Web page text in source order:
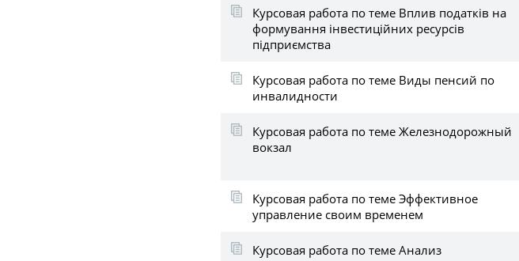
Курсовая работа по теме Вплив податків на
формування інвестиційних ресурсів
підприємства
Курсовая работа по теме Виды пенсий по
инвалидности
Курсовая работа по теме Железнодорожный
вокзал
Курсовая работа по теме Эффективное
управление своим временем
Курсовая работа по теме Анализ